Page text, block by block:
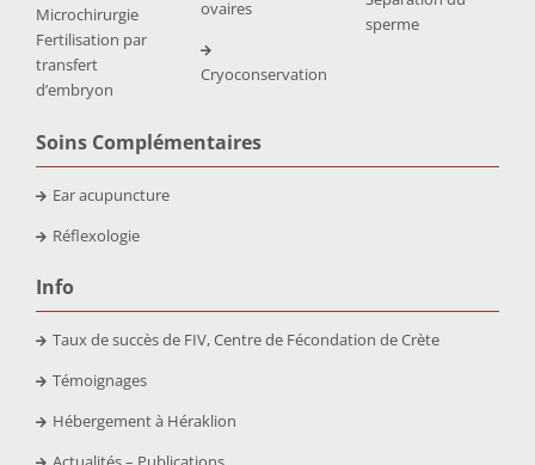
Microchirurgie
Fertilisation par
transfert
d’embryon
ovaires
Cryoconservation
sperme
Soins Complémentaires
Ear acupuncture
Réflexologie
Info
Taux de succès de FIV, Centre de Fécondation de Crète
Témoignages
Hébergement à Héraklion